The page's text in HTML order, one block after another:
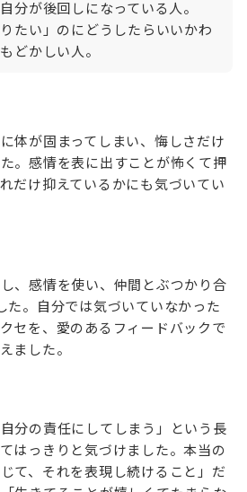
分が後回しになっている人。
りたい」のにどうしたらいいかわ
どかしい人。
体が固まってしまい、悔しさだけ
。感情を表に出すことが怖くて押
だけ抑えているかにも気づいてい
、感情を使い、仲間とぶつかり合
た。自分では気づいていなかった
セを、愛のあるフィードバックで
ました。
分の責任にしてしまう」という長
はっきりと気づけました。本当の
て、それを表現し続けること」だ